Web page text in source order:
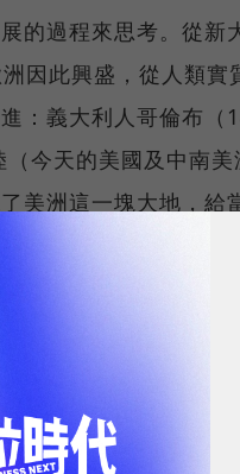
的過程來思考。從新
因此興盛，從人類實
：義大利人哥倫布
今天的美國及中南
美洲這一塊大地，給
動力因而再度啟航
人類史上第一次的環
個圓體。新大陸跟新
時間長達150年的啟
的精神危機，翻動所